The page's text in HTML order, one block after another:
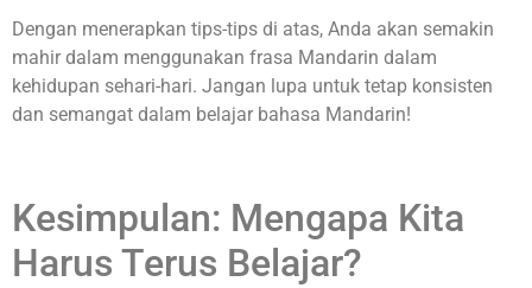
Dengan menerapkan tips-tips di atas, Anda akan semakin
mahir dalam menggunakan frasa Mandarin dalam
kehidupan sehari-hari. Jangan lupa untuk tetap konsisten
dan semangat dalam belajar bahasa Mandarin!
Kesimpulan: Mengapa Kita
Harus Terus Belajar?